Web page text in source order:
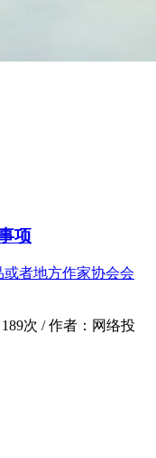
项
者地方作家协会会
189次 /作者： 网络投